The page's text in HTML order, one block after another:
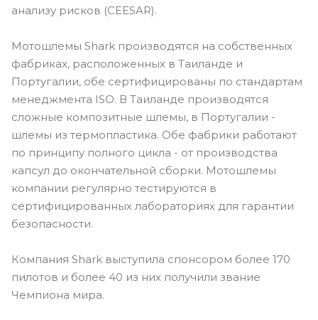
анализу рисков (CEESAR).
Мотошлемы Shark производятся на собственных
фабриках, расположенных в Таиланде и
Португалии, обе сертифицированы по стандартам
менеджмента ISO. В Таиланде производятся
сложные композитные шлемы, в Португалии -
шлемы из термопластика. Обе фабрики работают
по принципу полного цикла - от производства
капсул до окончательной сборки. Мотошлемы
компании регулярно тестируются в
сертифицированных лабораториях для гарантии
безопасности.
Компания Shark выступила спонсором более 170
пилотов и более 40 из них получили звание
Чемпиона мира.